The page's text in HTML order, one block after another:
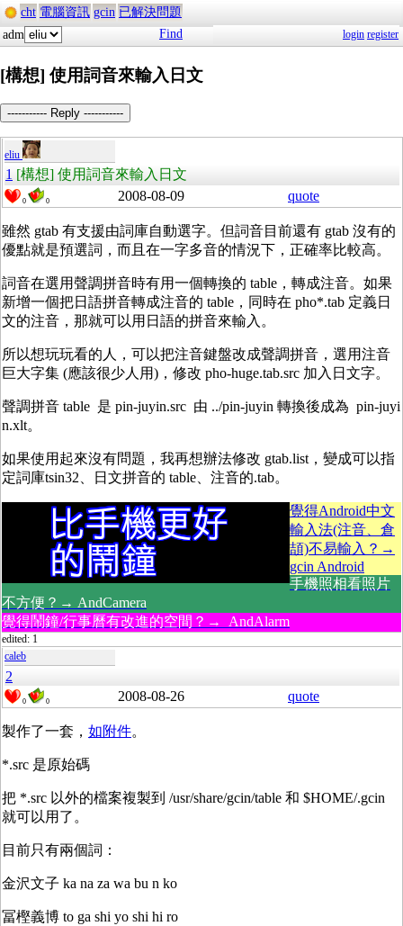
cht 電腦資訊 gcin 已解決問題
adm
Find login register
[構想] 使用詞音來輸入日文
----------- Reply -----------
eliu
1 [構想] 使用詞音來輸入日文
0 0 2008-08-09 quote
雖然 gtab 有支援由詞庫自動選字。但詞音目前還有 gtab 沒有的
優點就是預選詞，而且在一字多音的情況下，正確率比較高。
詞音在選用聲調拼音時有用一個轉換的 table，轉成注音。如果
新增一個把日語拼音轉成注音的 table，同時在 pho*.tab 定義日
文的注音，那就可以用日語的拼音來輸入。
所以想玩玩看的人，可以把注音鍵盤改成聲調拼音，選用注音
巨大字集 (應該很少人用)，修改 pho-huge.tab.src 加入日文字。
聲調拼音 table 是 pin-juyin.src 由 ../pin-juyin 轉換後成為 pin-juyi
n.xlt。
如果使用起來沒有問題，我再想辦法修改 gtab.list，變成可以指
定詞庫tsin32、日文拼音的 table、注音的.tab。
覺得Android中文
輸入法(注音、倉
頡)不易輸入？→
gcin Android
手機照相看照片
不方便？→ AndCamera
覺得鬧鐘/行事曆有改進的空間？→ AndAlarm
edited: 1
caleb
2
0 0 2008-08-26 quote
製作了一套， 如附件。
*.src 是原始碼
把 *.src 以外的檔案複製到 /usr/share/gcin/table 和 $HOME/.gcin
就可以用了。
目前只有兩個詞：
金沢文子 ka na za wa bu n ko
冨樫義博 to ga shi yo shi hi ro